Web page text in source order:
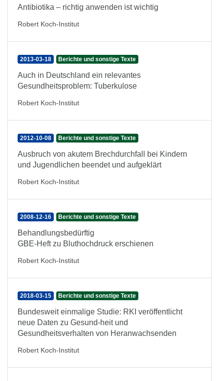
Antibiotika – richtig anwenden ist wichtig
Robert Koch-Institut
2013-03-18 Berichte und sonstige Texte
Auch in Deutschland ein relevantes
Gesundheitsproblem: Tuberkulose
Robert Koch-Institut
2012-10-08 Berichte und sonstige Texte
Ausbruch von akutem Brechdurchfall bei Kindern
und Jugendlichen beendet und aufgeklärt
Robert Koch-Institut
2008-12-16 Berichte und sonstige Texte
Behandlungsbedürftig
GBE-Heft zu Bluthochdruck erschienen
Robert Koch-Institut
2018-03-15 Berichte und sonstige Texte
Bundesweit einmalige Studie: RKI veröffentlicht
neue Daten zu Gesund-heit und
Gesundheitsverhalten von Heranwachsenden
Robert Koch-Institut